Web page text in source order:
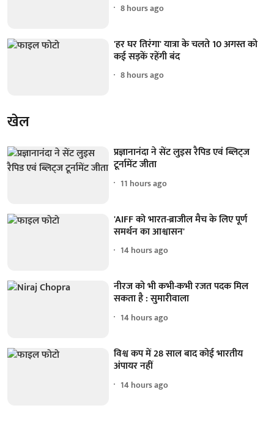
8 hours ago
'हर घर तिरंगा' यात्रा के चलते 10 अगस्त को
कई सड़कें रहेंगी बंद
8 hours ago
खेल
प्रज्ञानानंदा ने सेंट लुइस रैपिड एवं ब्लिट्ज
टूर्नामेंट जीता
11 hours ago
'AIFF को भारत-ब्राजील मैच के लिए पूर्ण
समर्थन का आश्वासन'
14 hours ago
नीरज को भी कभी-कभी रजत पदक मिल
सकता है : सुमारीवाला
14 hours ago
विश्व कप में 28 साल बाद कोई भारतीय
अंपायर नहीं
14 hours ago